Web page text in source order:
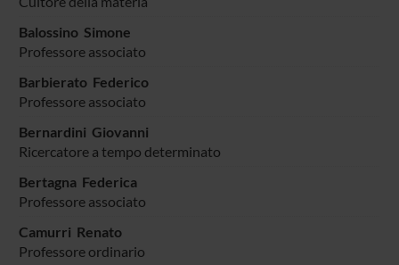
Balossino Simone
Professore associato
Barbierato Federico
Professore associato
Bernardini Giovanni
Ricercatore a tempo determinato
Bertagna Federica
Professore associato
Camurri Renato
Professore ordinario